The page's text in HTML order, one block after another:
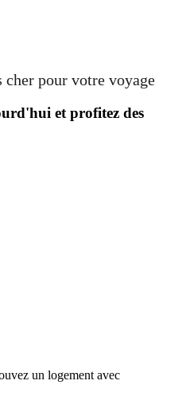
pour votre voyage
et profitez des
un logement avec